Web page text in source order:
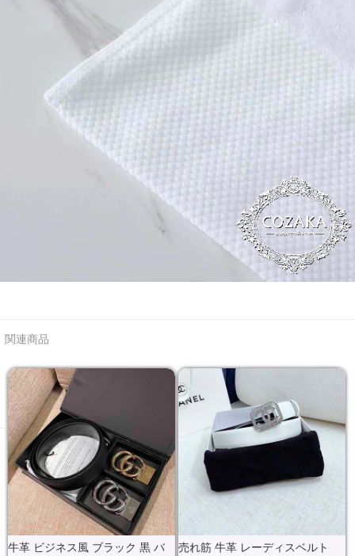
関連商品
牛革 ビジネス風 ブラック 黒 バ
売れ筋 牛革 レーディスベルト